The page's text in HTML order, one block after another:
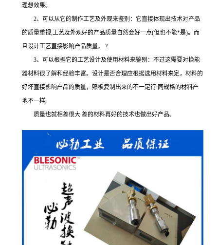
理想效果。
2、可以从它的制作工艺及外观来鉴别：它直接体现出技术对产品
的质量重视,工艺及外观好的产品质量自然会好一点(但也不能*是)。而
且设计工艺直接影响产品质量。 ?
3、可以根据它的工艺设计及使用材料来鉴别：不过这需要对换能
器材料很了解和经验丰富。设计是否合理应根据选用材料来定，材料的
好坏直接影响产品的质量，照板复制出来的不一定行.同规格的材料产
地不一样,
质量也就相差很大.差的材料再好的技术也做出好产品。